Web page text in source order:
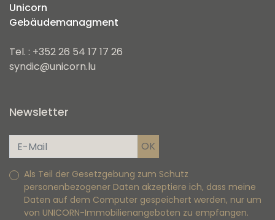
Unicorn
Gebäudemanagment
Tel. : +352 26 54 17 17 26
syndic@unicorn.lu
Newsletter
Als Teil der Gesetzgebung zum Schutz
personenbezogener Daten akzeptiere ich, dass meine
Daten auf dem Computer gespeichert werden, nur um
von UNICORN-Immobilienangeboten zu empfangen.